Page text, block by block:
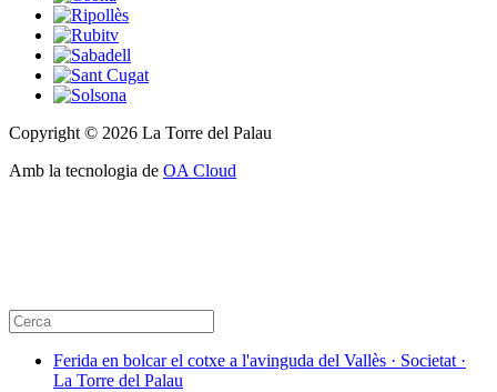
Copyright © 2026 La Torre del Palau
Amb la tecnologia de OA Cloud
Ferida en bolcar el cotxe a l'avinguda del Vallès · Societat ·
La Torre del Palau